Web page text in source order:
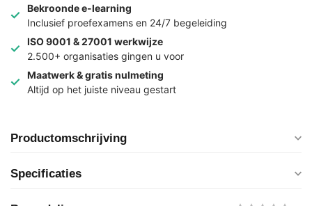
Bekroonde e-learning
Inclusief proefexamens en 24/7 begeleiding
ISO 9001 & 27001 werkwijze
2.500+ organisaties gingen u voor
Maatwerk & gratis nulmeting
Altijd op het juiste niveau gestart
Productomschrijving
Specificaties